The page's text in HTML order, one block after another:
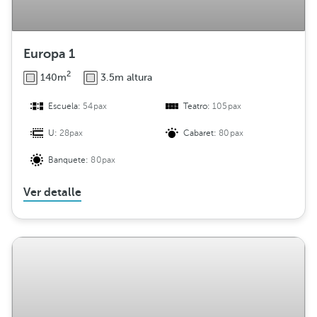
Europa 1
140m2 3.5m altura
Escuela: 54pax Teatro:105pax
U:28pax Cabaret:80pax
Banquete:80pax
Ver detalle